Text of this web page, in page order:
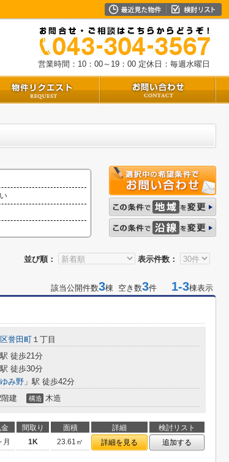
営業時間：10：00～19：00 定休日：毎週水曜日
並び順： 表示件数：
該当公開件数3棟 空き数3件 1-3棟表示
誉田町 １丁目
駅 徒歩21分
駅 徒歩30分
み野 」駅 徒歩42分
建 構造 木造
間取り 面積 詳細
検討リスト
月 1K 23.61㎡ 詳細を見る 追加する